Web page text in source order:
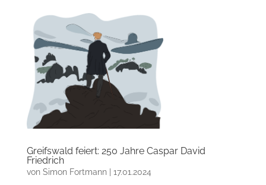
Greifswald feiert: 250 Jahre Caspar David
Friedrich
von Simon Fortmann| 17.01.2024